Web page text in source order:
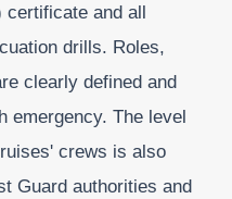
certificate and all
drills. Roles,
clearly defined and
emergency. The level
crews is also
Guard authorities and